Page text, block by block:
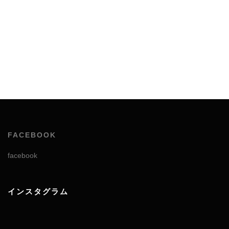
FACEBOOK
facebook
インスタグラム